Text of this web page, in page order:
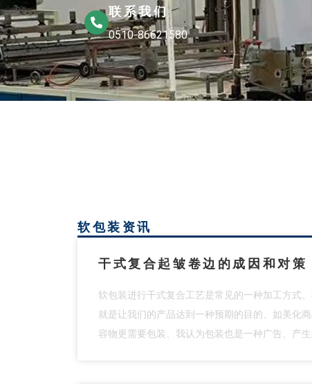
联系我们
0510-86621580
软包装资讯
干式复合起皱卷边的成因和对策
软包装进行干式复合工艺是常见的一种加工方式
就是让我们的产品达到一种预期的目的、如美化
容物更需要包装、我认为包装也是一种广告、产生